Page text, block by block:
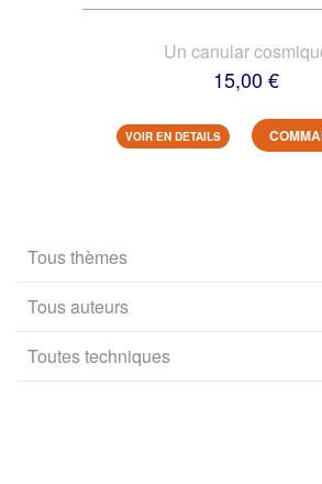
Un canular
15,00 €
VOIR EN DETAILS